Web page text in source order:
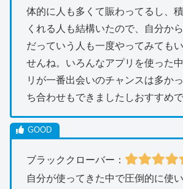
体的に人も多くて賑わってるし、
くれる人も結構いたので、自分か
だっていう人も一度やってみても
せんね。いろんなアプリを使った
リが一番出会いのチャンスは多か
ち合わせもできましたしおすすめで
ブラッククローバー：
自分が使ってきた中で圧倒的に使